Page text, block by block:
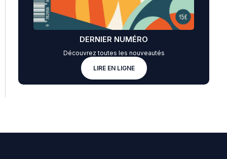
DERNIER NUMÉRO
Découvrez toutes les nouveautés
LIRE EN LIGNE